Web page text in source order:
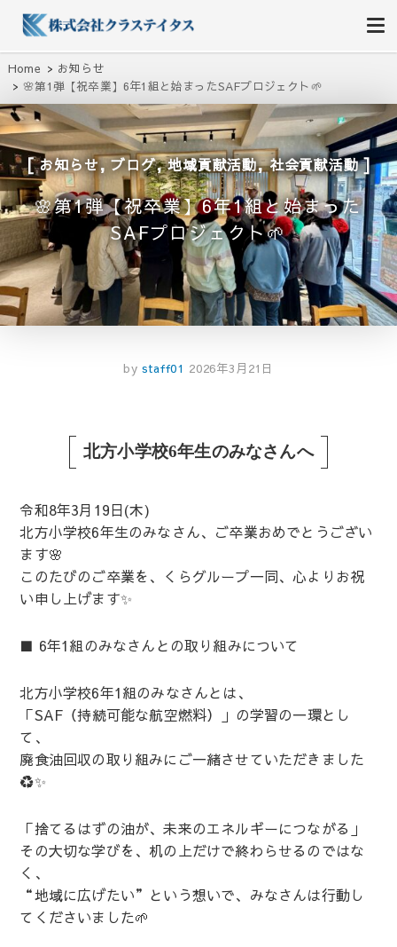
株式会社クラステイタス
地域のコミュニティーを大切にする企業
Home
お知らせ
🌸第1弾【祝卒業】6年1組と始まったSAFプロジェクト🌱
お知らせ,ブログ,地域貢献活動,社会貢献活動
🌸第1弾【祝卒業】6年1組と始まった
SAFプロジェクト🌱
by staff01 2026年3月21日
北方小学校6年生のみなさんへ
令和8年3月19日(木)
北方小学校6年生のみなさん、ご卒業おめでとうござい
ます🌸
このたびのご卒業を、くらグループ一同、心よりお祝
い申し上げます✨
■ 6年1組のみなさんとの取り組みについて
北方小学校6年1組のみなさんとは、
「SAF（持続可能な航空燃料）」の学習の一環とし
て、
廃食油回収の取り組みにご一緒させていただきました
♻️✨
「捨てるはずの油が、未来のエネルギーにつながる」
その大切な学びを、机の上だけで終わらせるのではな
く、
“地域に広げたい”という想いで、みなさんは行動し
てくださいました🌱